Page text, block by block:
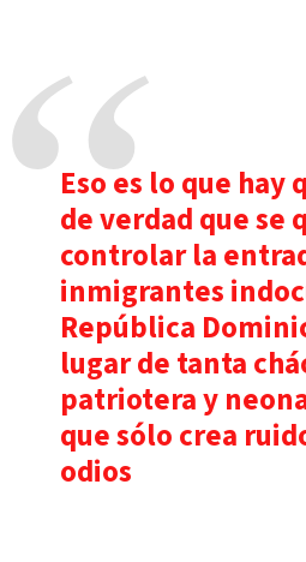
Eso es lo que hay
de verdad que se
controlar la
inmigrantes
República
lugar de tanta
patriotera y
que sólo crea
odios